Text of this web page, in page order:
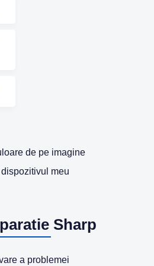
de pe imagine
meu
Sharp
a problemei